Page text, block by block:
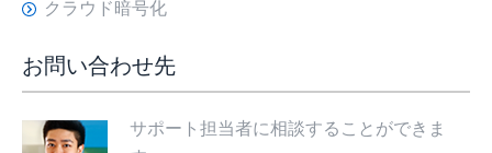
クラウド暗号化
お問い合わせ先
サポート担当者に相談することができま